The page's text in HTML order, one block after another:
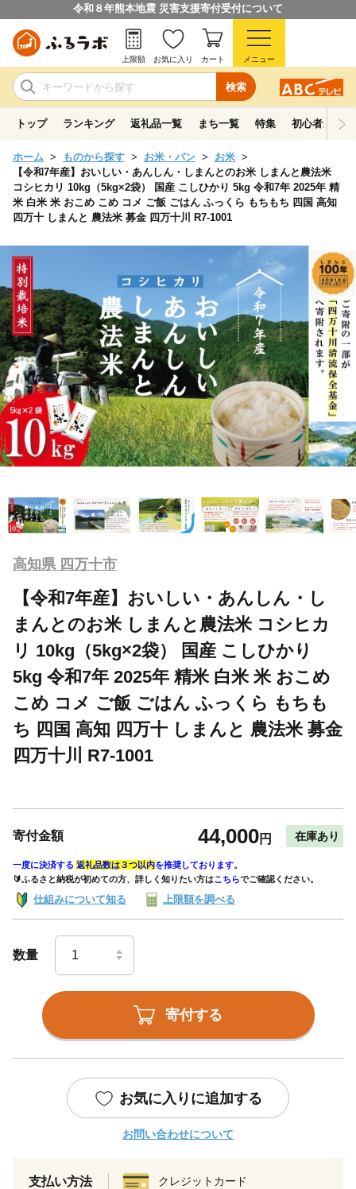
令和８年熊本地震 災害支援寄付受付について
検索
上限額 お気に入り カート メニュー
トップ ランキング 返礼品一覧 まち一覧 特集 初心者ガイド
ホーム ものから探す お米・パン
お米
【令和7年産】おいしい・あんしん・しまんとのお米 しまんと農法米
コシヒカリ 10kg（5kg×2袋） 国産 こしひかり 5kg 令和7年 2025年 精
米 白米 米 おこめ こめ コメ ご飯 ごはん ふっくら もちもち 四国 高知
四万十 しまんと 農法米 募金 四万十川 R7-1001
高知県 四万十市
【令和7年産】おいしい・あんしん・し
まんとのお米 しまんと農法米 コシヒカ
リ 10kg（5kg×2袋） 国産 こしひかり
5kg 令和7年 2025年 精米 白米 米 おこめ
こめ コメ ご飯 ごはん ふっくら もちも
ち 四国 高知 四万十 しまんと 農法米 募金
四万十川 R7-1001
寄付金額 44,000円 在庫あり
一度に決済する 返礼品数は３つ以内を推奨しております。
🔰ふるさと納税が初めての方、詳しく知りたい方はこちらでご確認ください。
仕組みについて知る 上限額を調べる
数量
寄付する
お気に入りに追加する
お問い合わせについて
支払い方法 クレジットカード